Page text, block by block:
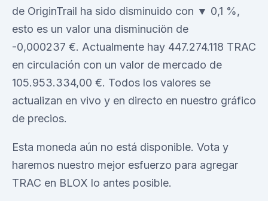
de OriginTrail ha sido disminuido con ▼ 0,1 %,
esto es un valor una disminuciön de
-0,000237 €. Actualmente hay 447.274.118 TRAC
en circulación con un valor de mercado de
105.953.334,00 €. Todos los valores se
actualizan en vivo y en directo en nuestro gráfico
de precios.
Esta moneda aún no está disponible. Vota y
haremos nuestro mejor esfuerzo para agregar
TRAC en BLOX lo antes posible.